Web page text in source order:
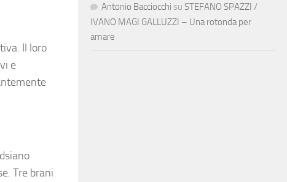
Il loro
e
Tre brani
Antonio Bacciocchi su STEFANO SPAZZI /
IVANO MAGI GALLUZZI – Una rotonda per
amare